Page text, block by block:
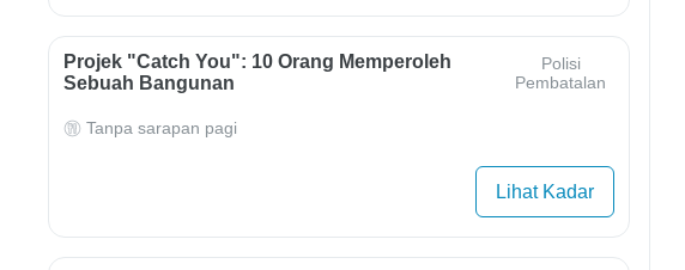
Projek "Catch You": 10 Orang Memperoleh
Sebuah Bangunan
Polisi
Pembatalan
Tanpa sarapan pagi
Lihat Kadar